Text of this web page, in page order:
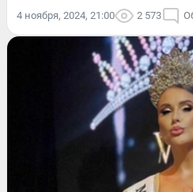
4 ноября, 2024, 21:00 2 573